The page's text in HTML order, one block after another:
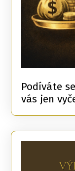
Podíváte
vás jen